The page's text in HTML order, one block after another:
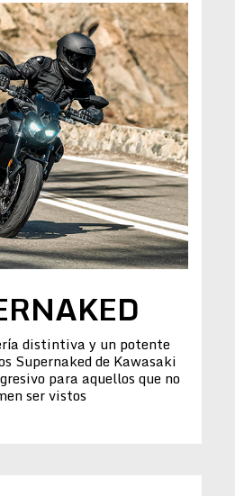
distintiva y un potente
Supernaked de Kawasaki
para aquellos que no
ser vistos